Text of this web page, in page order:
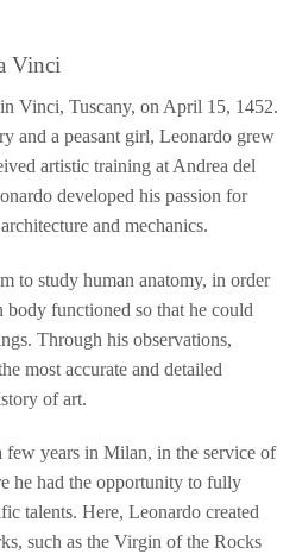
Vinci
Vinci, Tuscany, on April 15, 1452.
and a peasant girl, Leonardo grew
artistic training at Andrea del
developed his passion for
and mechanics.
to study human anatomy, in order
body functioned so that he could
Through his observations,
most accurate and detailed
of art.
years in Milan, in the service of
he had the opportunity to fully
talents. Here, Leonardo created
such as the Virgin of the Rocks